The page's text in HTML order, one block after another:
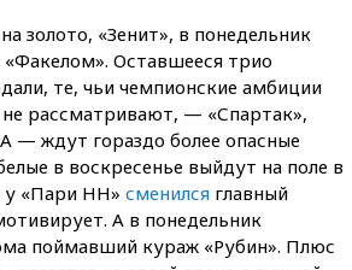
золото, «Зенит», в понедельник
«Факелом». Оставшееся трио
те, чьи чемпионские амбиции
рассматривают, — «Спартак»,
— ждут гораздо более опасные
в воскресенье выйдут на поле в
«Пари НН» сменился главный
А в понедельник
поймавший кураж «Рубин». Плюс